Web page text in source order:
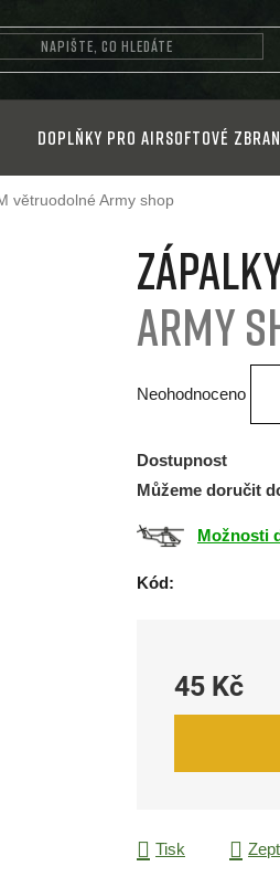
Doplňky pro airsoftové
větruodolné Army shop
Army
je
0,0
z
hvězdiček.
Neohodnoceno
Dostupnost
Můžeme doručit
Možnosti
Kód:
45 Kč
Měrná cena:
Tisk